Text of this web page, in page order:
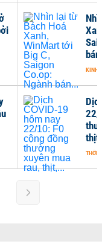
KINH
22/
THỜI